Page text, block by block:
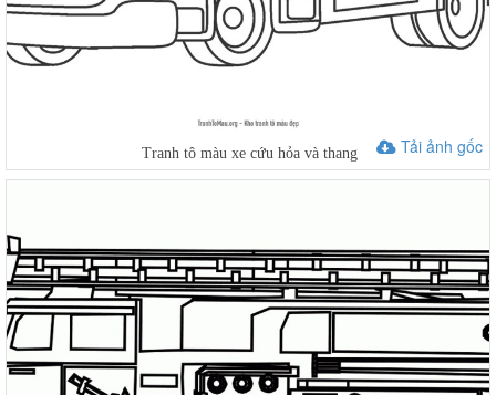
Tải ảnh gốc
Tranh tô màu xe cứu hỏa và thang